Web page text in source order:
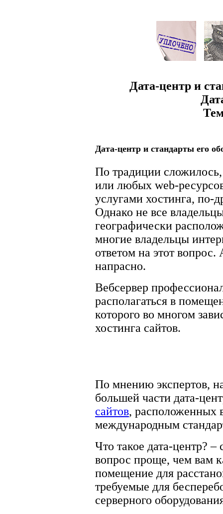
Дата-центр и
Дата-центр и стандарты его
По традиции сложилось,
или любых web-
услугами хостинга, по-
Однако не все
географически
многие владельцы
ответом на этот
напрасно.
Вебсервер
располагаться в
которого во многом
хостинга сайтов.
По мнению экспертов,
большей части дата-
сайтов, расположенных
международным
Что такое дата-центр?
вопрос проще, чем вам
помещение для
требуемые для
серверного